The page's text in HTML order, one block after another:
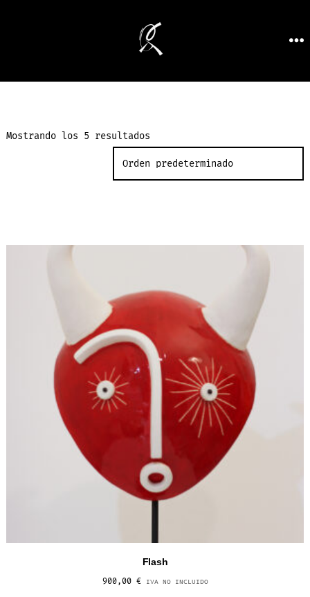
Mostrando los 5 resultados
Flash
900,00 € IVA NO INCLUIDO